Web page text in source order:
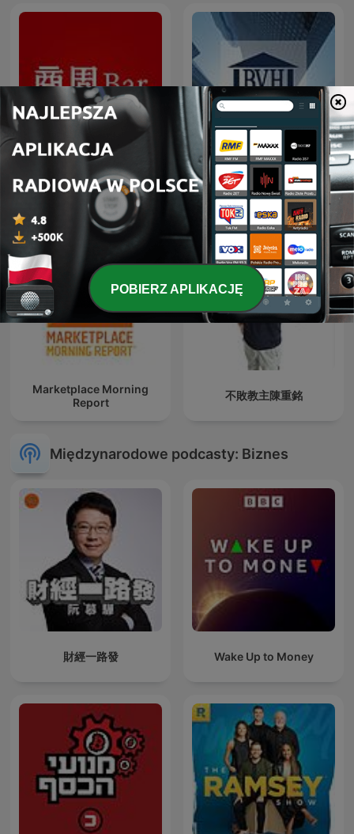
商周Bar BVH Podcast
Marketplace Morning
Report
不敗教主陳重銘
Międzynarodowe podcasty: Biznes
財經一路發 Wake Up to Money
POBIERZ APLIKACJĘ